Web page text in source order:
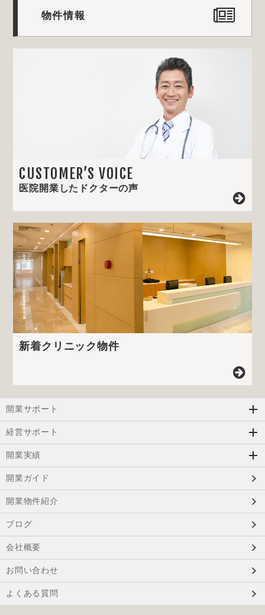
物件情報
CUSTOMER’S VOICE
医院開業したドクターの声
新着クリニック物件
開業サポート
経営サポート
開業実績
開業ガイド
開業物件紹介
ブログ
会社概要
お問い合わせ
よくある質問